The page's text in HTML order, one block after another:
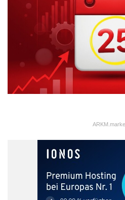
Quelle: Comparex
2. BYOD oder Firmengeräte?
Legen Sie fest, ob Mitarbeiter
verwenden dürfen, oder
Zugriffsrechte er auf das
3. Passenden Anbieter wählen